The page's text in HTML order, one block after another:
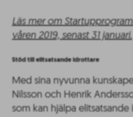
Läs mer om
våren 2019, senast 31 januari.
Stöd till elitsatsande idrottare
Med sina nyvunna
Nilsson och Henrik
som kan hjälpa